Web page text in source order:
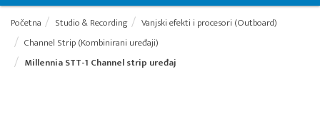
Početna Studio & Recording
Vanjski efekti i procesori (Outboard)
Channel Strip (Kombinirani uređaji)
Millennia STT-1 Channel strip uređaj